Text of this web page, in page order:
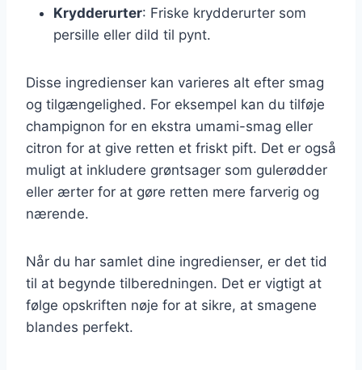
Krydderurter: Friske krydderurter som
persille eller dild til pynt.
Disse ingredienser kan varieres alt efter smag
og tilgængelighed. For eksempel kan du tilføje
champignon for en ekstra umami-smag eller
citron for at give retten et friskt pift. Det er også
muligt at inkludere grøntsager som gulerødder
eller ærter for at gøre retten mere farverig og
nærende.
Når du har samlet dine ingredienser, er det tid
til at begynde tilberedningen. Det er vigtigt at
følge opskriften nøje for at sikre, at smagene
blandes perfekt.